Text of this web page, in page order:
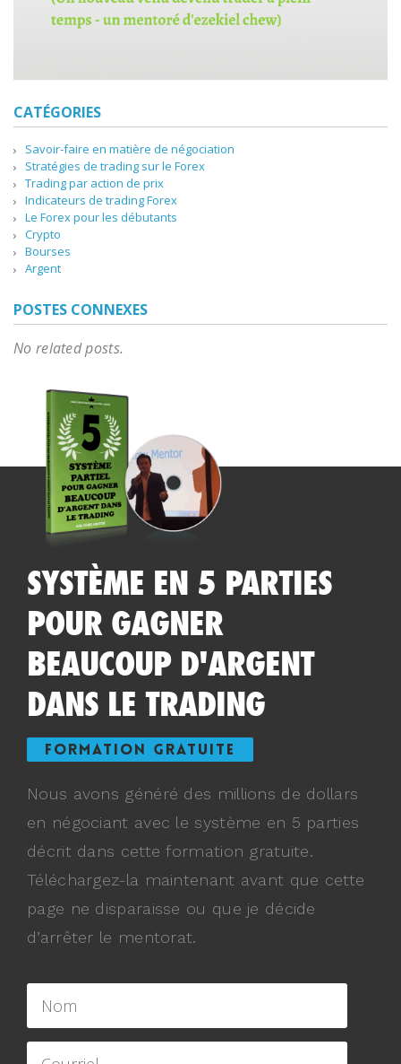
CATÉGORIES
Savoir-faire en matière de négociation
Stratégies de trading sur le Forex
Trading par action de prix
Indicateurs de trading Forex
Le Forex pour les débutants
Crypto
Bourses
Argent
POSTES CONNEXES
No related posts.
SYSTÈME EN 5 PARTIES
POUR GAGNER
BEAUCOUP D'ARGENT
DANS LE TRADING
FORMATION GRATUITE
Nous avons généré des millions de dollars
en négociant avec le système en 5 parties
décrit dans cette formation gratuite.
Téléchargez-la maintenant avant que cette
page ne disparaisse ou que je décide
d’arrêter le mentorat.